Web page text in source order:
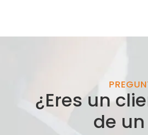
¿Eres un
de